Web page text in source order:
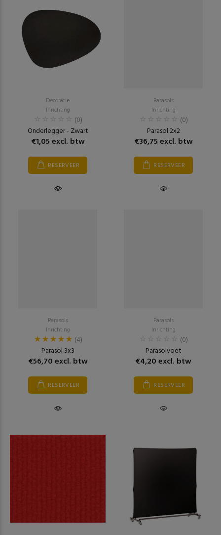
Decoratie
Inrichting
(0)
Onderlegger - Zwart
€1,05 excl. btw
RESERVEER
Parasols
Inrichting
(0)
Parasol 2x2
€36,75 excl. btw
RESERVEER
Parasols
Inrichting
(4)
Parasol 3x3
€56,70 excl. btw
RESERVEER
Parasols
Inrichting
(0)
Parasolvoet
€4,20 excl. btw
RESERVEER